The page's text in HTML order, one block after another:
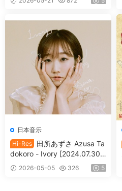
es Flac 503MB]
日本音乐
Hi-Res
田所あずさ Azusa Ta
dokoro - Ivory [2024.07.30
[24Bit/96kHz] [Hi-Res Flac 5
55MB]
2026-05-05 326 5